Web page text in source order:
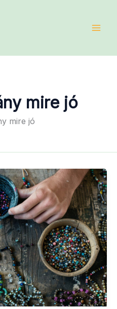
mire jó
mire jó